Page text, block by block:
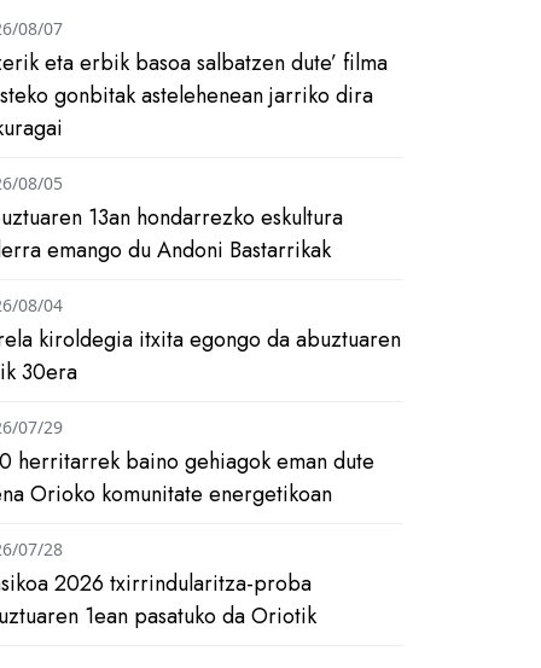
eta erbik basoa salbatzen dute’ filma
gonbitak astelehenean jarriko dira
08/07
13an hondarrezko eskultura
emango du Andoni Bastarrikak
08/05
kiroldegia itxita egongo da abuztuaren
30era
08/04
herritarrek baino gehiagok eman dute
Orioko komunitate energetikoan
07/29
2026 txirrindularitza-proba
1ean pasatuko da Oriotik
07/28